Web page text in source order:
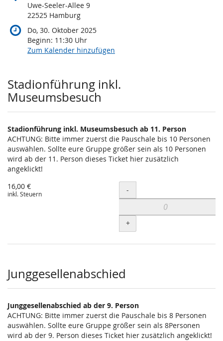
Uwe-Seeler-Allee 9
22525 Hamburg
Do, 30. Oktober 2025
Beginn: 11:30 Uhr
Zum Kalender hinzufügen
Produkte
Stadionführung inkl.
Museumsbesuch
Stadionführung inkl. Museumsbesuch ab 11. Person
ACHTUNG: Bitte immer zuerst die Pauschale bis 10 Personen
auswählen. Sollte eure Gruppe größer sein als 10 Personen
wird ab der 11. Person dieses Ticket hier zusätzlich
angeklickt!
16,00 €
inkl. Steuern Menge
-
+
Junggesellenabschied
Junggesellenabschied ab der 9. Person
ACHTUNG: Bitte immer zuerst die Pauschale bis 8 Personen
auswählen. Sollte eure Gruppe größer sein als 8Personen
wird ab der 9. Person dieses Ticket hier zusätzlich angeklickt!